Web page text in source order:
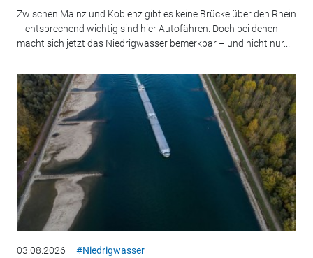
Zwischen Mainz und Koblenz gibt es keine Brücke über den Rhein
– entsprechend wichtig sind hier Autofähren. Doch bei denen
macht sich jetzt das Niedrigwasser bemerkbar – und nicht nur...
03.08.2026 #Niedrigwasser